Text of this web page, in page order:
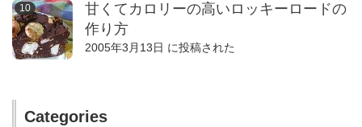
甘くてカロリーの高いロッキーロードの
作り方
2005年3月13日 に投稿された
Categories